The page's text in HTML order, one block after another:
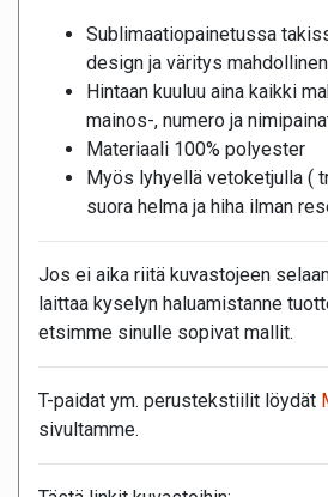
Sublimaatiopainetussa
design ja väritys
Hintaan kuuluu aina kaikki
mainos-, numero ja
Materiaali 100% polyester
Myös lyhyellä vetoketjulla (
suora helma ja hiha ilman
Jos ei aika riitä kuvastojeen
laittaa kyselyn haluamistanne
etsimme sinulle sopivat mallit.
T-paidat ym. perustekstiilit löydät
sivultamme.